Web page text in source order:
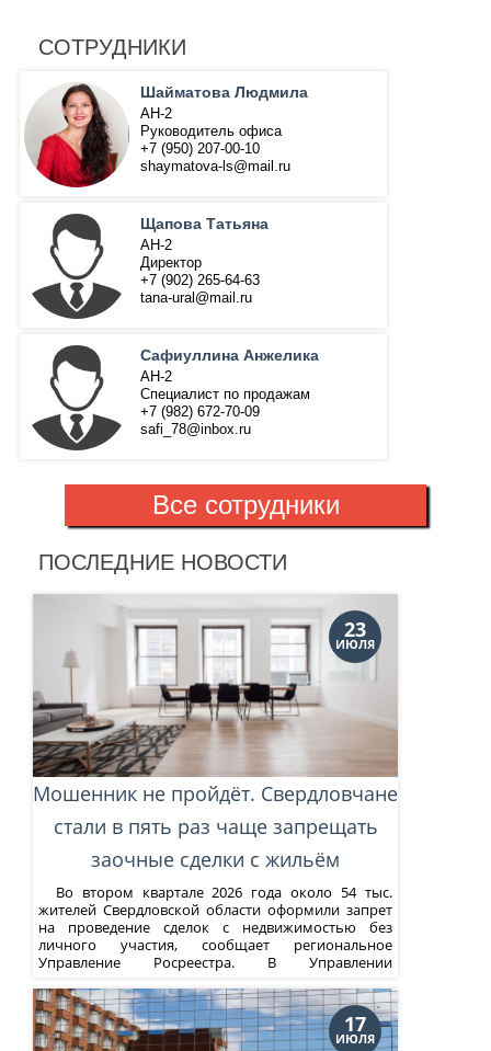
СОТРУДНИКИ
Шайматова Людмила
АН-2
Руководитель офиса
+7 (950) 207-00-10
shaymatova-ls@mail.ru
Щапова Татьяна
АН-2
Директор
+7 (902) 265-64-63
tana-ural@mail.ru
Сафиуллина Анжелика
АН-2
Специалист по продажам
+7 (982) 672-70-09
safi_78@inbox.ru
Все сотрудники
ПОСЛЕДНИЕ НОВОСТИ
Мошенник не пройдёт. Свердловчане
стали в пять раз чаще запрещать
заочные сделки с жильём
23
ИЮЛЯ
Во втором квартале 2026 года около 54 тыс.
жителей Свердловской области оформили запрет
на проведение сделок с недвижимостью без
личного участия, сообщает региональное
Управление Росреестра. В Управлении
сделок с недвижимостью – самый простой способ
защиты от мошенников. Подать заявление. Это
можно сделать двумя...
17
ИЮЛЯ